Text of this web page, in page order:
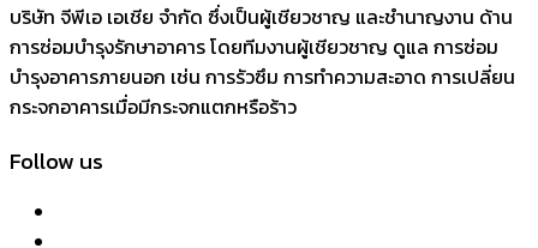
บริษัท จีพีเอ เอเชีย จำกัด ซึ่งเป็นผู้เชียวชาญ และชำนาญงาน ด้าน
การซ่อมบำรุงรักษาอาคาร โดยทีมงานผู้เชียวชาญ ดูแล การซ่อม
บำรุงอาคารภายนอก เช่น การรัวซึม การทำความสะอาด การเปลี่ยน
กระจกอาคารเมื่อมีกระจกแตกหรือร้าว
Follow us